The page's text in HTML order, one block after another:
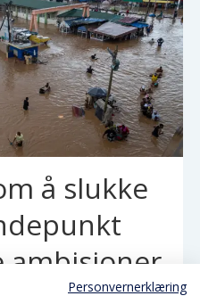
å slukke
ambisjoner
Personvernerklæring